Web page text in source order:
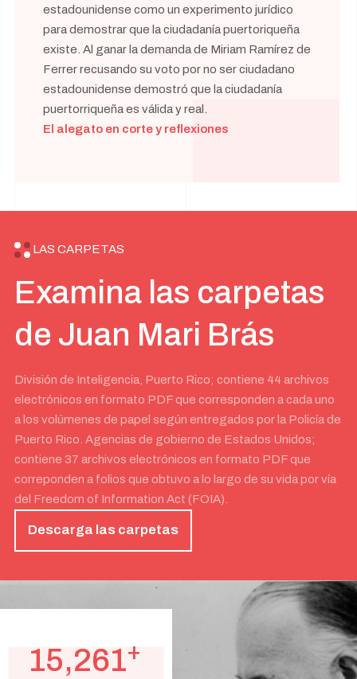
estadounidense como un experimento jurídico
para demostrar que la ciudadanía puertoriqueña
existe. Al ganar la demanda de Miriam Ramírez de
Ferrer recusando su voto por no ser ciudadano
estadounidense demostró que la ciudadanía
puertorriqueña es válida y real.
El alegato en corte y reflexiones
LAS CARPETAS
Examina las carpetas
de Juan Mari Brás
División de Inteligencia, Puerto Rico; contiene 44 archivos
electrónicos en formato PDF que corresponden a cada uno
a los volúmenes de papel según entregados por la Policía de
Puerto Rico. Agencias de gobierno de Estados Unidos;
contiene 37 archivos electrónicos en formato PDF que
correponden a folios que obtuvo a lo largo de su vida por vía
del Freedom of Information Act (FOIA).
Descarga las carpetas
15,261+